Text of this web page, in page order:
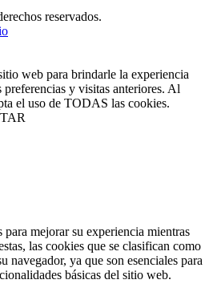
reservados.
web para brindarle la experiencia
preferencias y visitas anteriores. Al
el uso de TODAS las cookies.
mejorar su experiencia mientras
las cookies que se clasifican como
navegador, ya que son esenciales para
básicas del sitio web.